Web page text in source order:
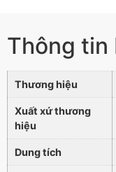
Thông tin
Thương hiệu
Xuất xứ thương
hiệu
Dung tích